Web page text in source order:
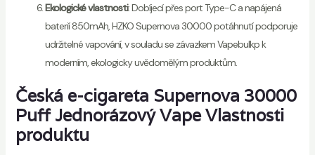
Ekologické vlastnosti: Dobíjecí přes port Type-C a napájená
baterií 850mAh, HZKO Supernova 30000 potáhnutí podporuje
udržitelné vapování, v souladu se závazkem Vapebulkp k
moderním, ekologicky uvědomělým produktům.
Česká e-cigareta Supernova 30000
Puff Jednorázový Vape Vlastnosti
produktu